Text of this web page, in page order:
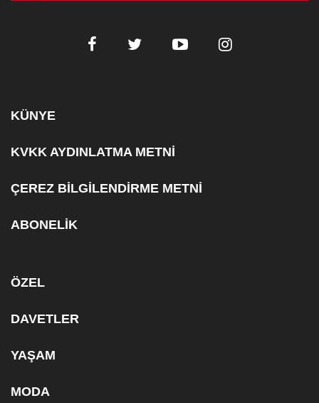
KÜNYE
KVKK AYDINLATMA METNİ
ÇEREZ BİLGİLENDİRME METNİ
ABONELİK
ÖZEL
DAVETLER
YAŞAM
MODA